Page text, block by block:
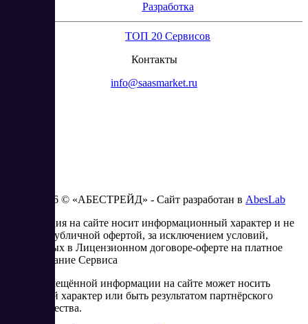
Разработка
ТОП 20 Сервисов
Контакты
info@saasmarket.ru
2023 - 2026 © «АБЕСТРЕЙД» - Сайт разработан в AbesLab
Информация на сайте носит информационный характер и не
является публичной офертой, за исключением условий,
изложенных в Лицензионном договоре-оферте на платное
использование Сервиса
Часть размещённой информации на сайте может носить
рекламный характер или быть результатом партнёрского
сотрудничества.